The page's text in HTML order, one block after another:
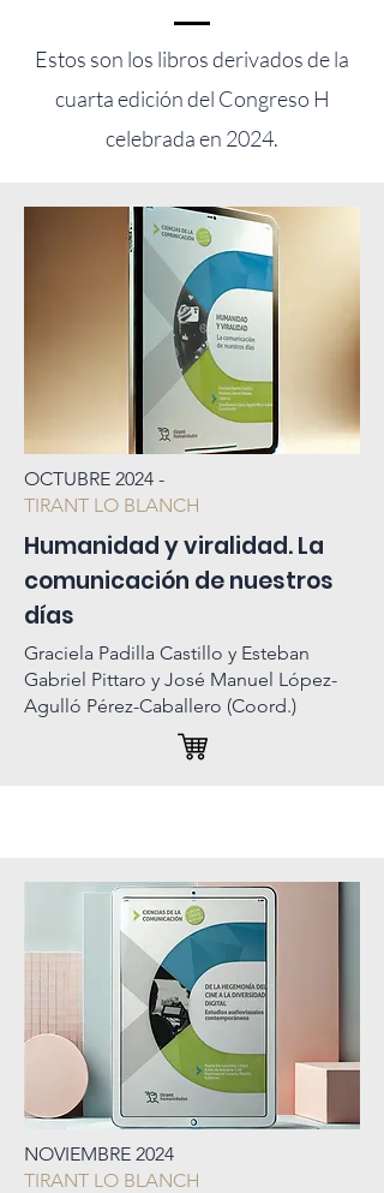
Estos son los librosderivados de la
cuarta edición del Congreso H
celebrada en 2024.
OCTUBRE 2024 -
TIRANT LO BLANCH
Humanidad y viralidad. La
comunicación de nuestros
días
Graciela Padilla Castillo y Esteban
Gabriel Pittaro y José Manuel López-
Agulló Pérez-Caballero (Coord.)
NOVIEMBRE 2024
TIRANT LO BLANCH